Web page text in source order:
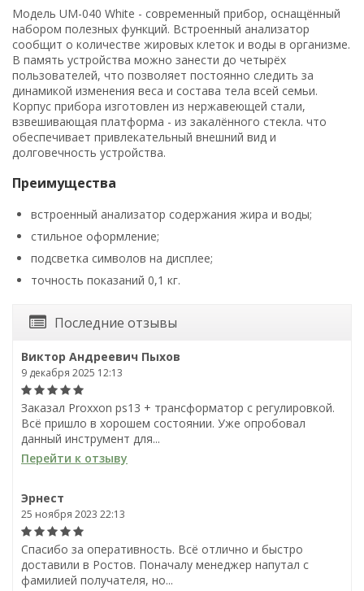
Модель UM-040 White - современный прибор, оснащённый
набором полезных функций. Встроенный анализатор
сообщит о количестве жировых клеток и воды в организме.
В память устройства можно занести до четырёх
пользователей, что позволяет постоянно следить за
динамикой изменения веса и состава тела всей семьи.
Корпус прибора изготовлен из нержавеющей стали,
взвешивающая платформа - из закалённого стекла. что
обеспечивает привлекательный внешний вид и
долговечность устройства.
Преимущества
встроенный анализатор содержания жира и воды;
стильное оформление;
подсветка символов на дисплее;
точность показаний 0,1 кг.
Последние отзывы
Виктор Андреевич Пыхов
9 декабря 2025 12:13
Заказал Proxxon ps13 + трансформатор с регулировкой.
Всё пришло в хорошем состоянии. Уже опробовал
данный инструмент для...
Перейти к отзыву
Эрнест
25 ноября 2023 22:13
Спасибо за оперативность. Всё отлично и быстро
доставили в Ростов. Поначалу менеджер напутал с
фамилией получателя, но...